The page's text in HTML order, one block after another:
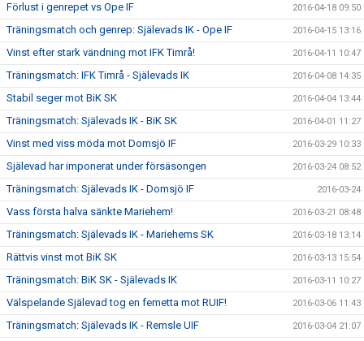
Förlust i genrepet vs Ope IF 2016-04-18 09:50
Träningsmatch och genrep: Själevads IK - Ope IF 2016-04-15 13:16
Vinst efter stark vändning mot IFK Timrå! 2016-04-11 10:47
Träningsmatch: IFK Timrå - Själevads IK 2016-04-08 14:35
Stabil seger mot BiK SK 2016-04-04 13:44
Träningsmatch: Själevads IK - BiK SK 2016-04-01 11:27
Vinst med viss möda mot Domsjö IF 2016-03-29 10:33
Själevad har imponerat under försäsongen 2016-03-24 08:52
Träningsmatch: Själevads IK - Domsjö IF 2016-03-24
Vass första halva sänkte Mariehem! 2016-03-21 08:48
Träningsmatch: Själevads IK - Mariehems SK 2016-03-18 13:14
Rättvis vinst mot BiK SK 2016-03-13 15:54
Träningsmatch: BiK SK - Själevads IK 2016-03-11 10:27
Välspelande Själevad tog en femetta mot RUIF! 2016-03-06 11:43
Träningsmatch: Själevads IK - Remsle UIF 2016-03-04 21:07